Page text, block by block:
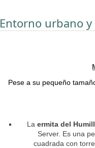
Entorno urbano
Pese a su pequeño
La ermita del
Server. Es una
cuadrada con